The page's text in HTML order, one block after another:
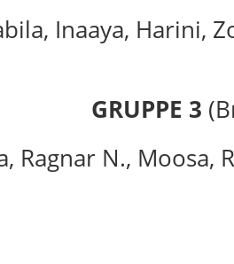
Inaaya, Harini,
GRUPPE 3
Ragnar N., Moosa,